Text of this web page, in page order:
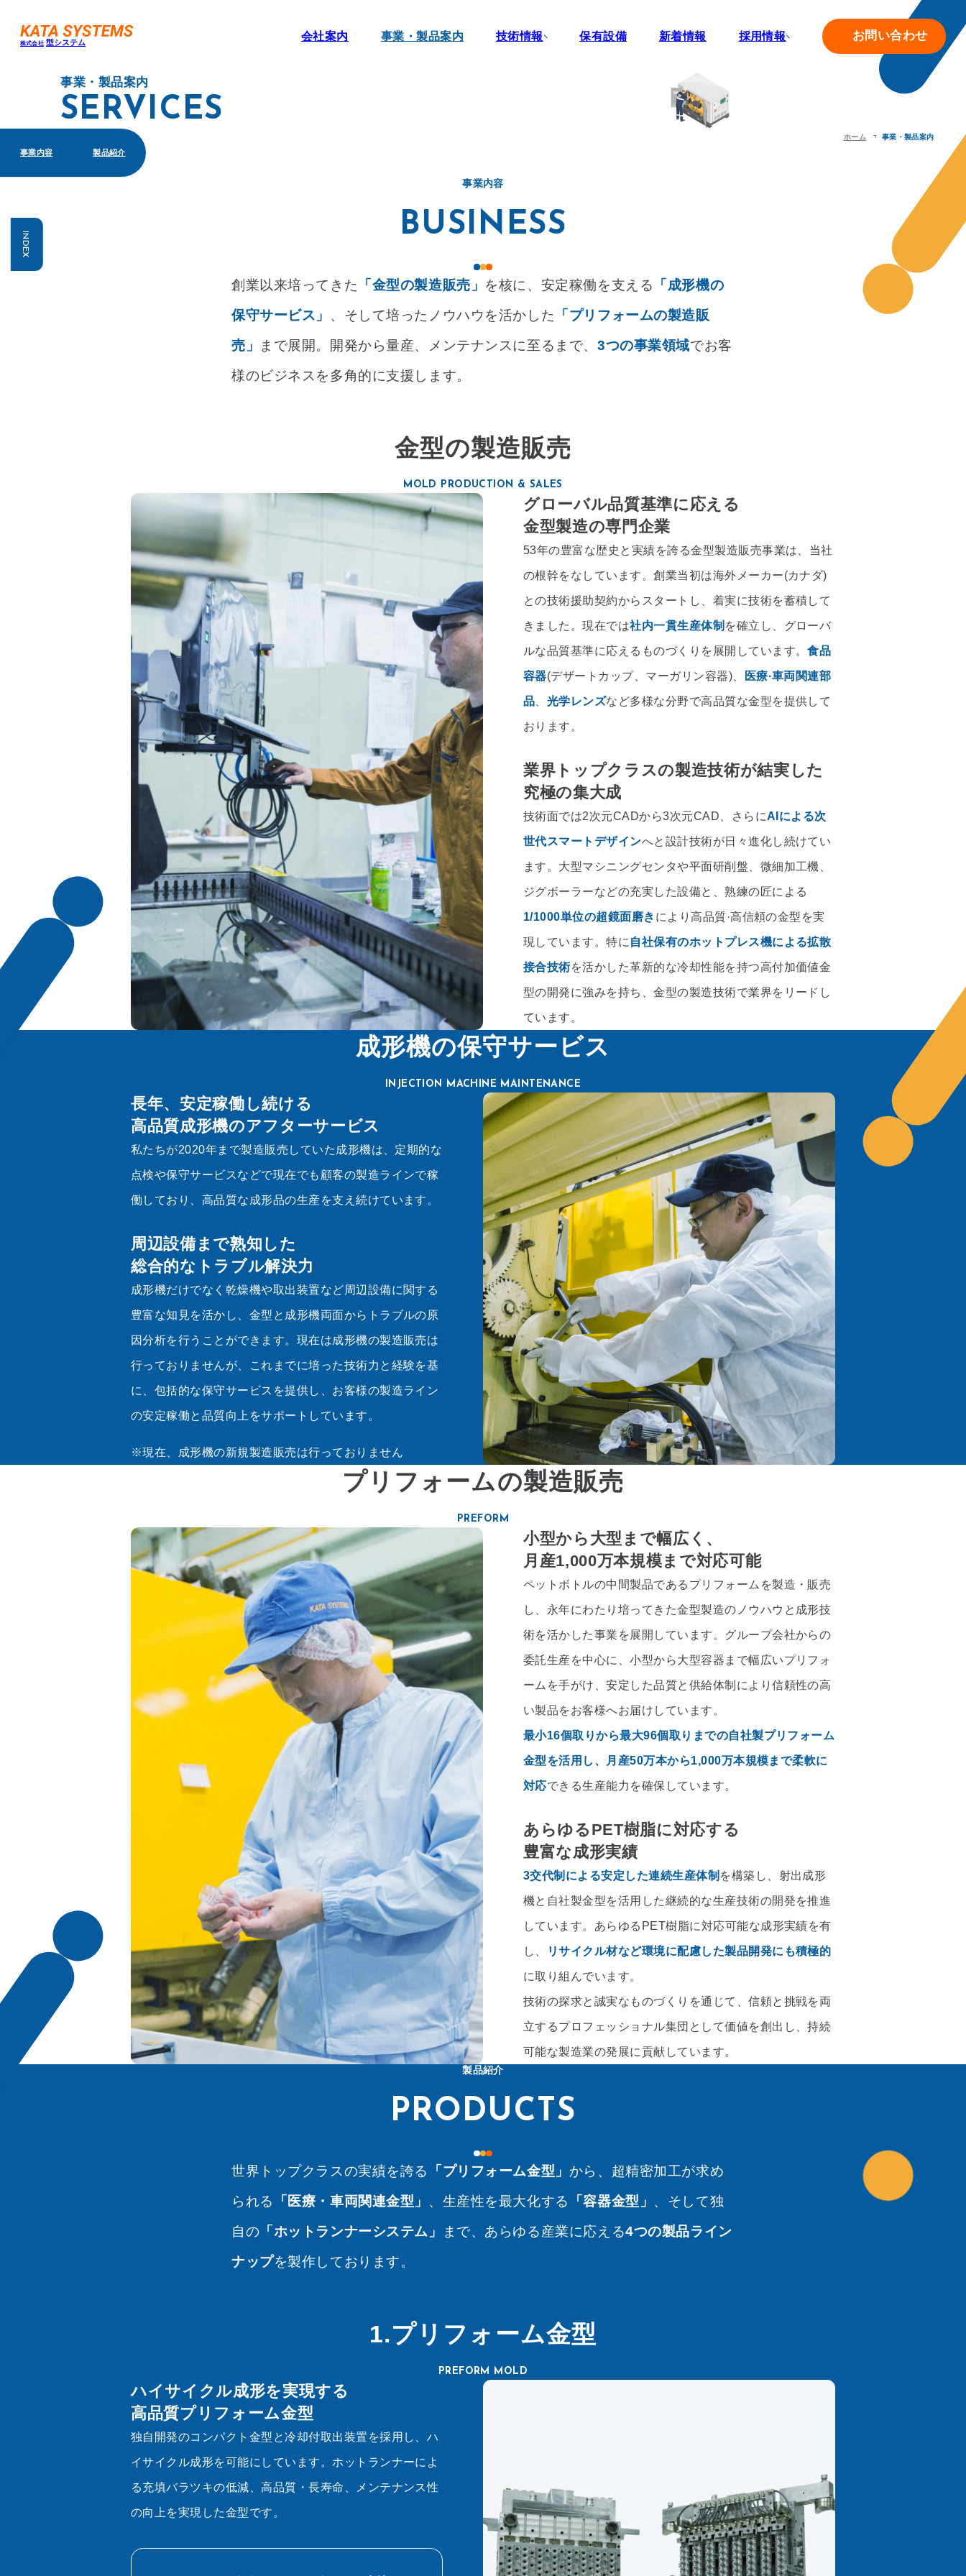
株式会社 型システム 会社案内 事業・製品案内 技術情報
品質管理·検査技術
保有設備 新着情報 採用情報
先輩インタビュー
お問い合わせ
事業・製品案内
SERVICES
事業内容 製品紹介
ホーム 事業・製品案内
事業内容
BUSINESS
創業以来培ってきた 「金型の製造販売」 を核に、安定稼働を支える
「成形機の
保守サービス」 、そして培ったノウハウを活かした
「プリフォームの製造販
売」
まで展開。開発から量産、メンテナンスに至るまで、 3つの事業領域でお客
様のビジネスを多角的に支援します。
金型の製造販売
MOLD PRODUCTION & SALES
グローバル品質基準に応える
金型製造の専門企業
53年の豊富な歴史と実績を誇る金型製造販売事業は、当社
の根幹をなしています。創業当初は海外メーカー(カナダ)
との技術援助契約からスタートし、着実に技術を蓄積して
きました。現在では社内一貫生産体制 を確立し、グローバ
ルな品質基準に応えるものづくりを展開しています。食品
容器(デザートカップ、マーガリン容器)、 医療·車両関連部
品 光学レンズなど多様な分野で高品質な金型を提供して
おります。
業界トップクラスの製造技術が結実した
究極の集大成
技術面では2次元CADから3次元CAD、さらにAIによる次
世代スマートデザインへと設計技術が日々進化し続けてい
ます。大型マシニングセンタや平面研削盤、微細加工機、
ジグボーラーなどの充実した設備と、熟練の匠による
1/1000単位の超鏡面磨き により高品質·高信頼の金型を実
現しています。特に 自社保有のホットプレス機による拡散
接合技術を活かした革新的な冷却性能を持つ高付加価値金
型の開発に強みを持ち、金型の製造技術で業界をリードし
ています。
成形機の保守サービス
INJECTION MACHINE MAINTENANCE
長年、安定稼働し続ける
高品質成形機のアフターサービス
私たちが2020年まで製造販売していた成形機は、定期的な
点検や保守サービスなどで現在でも顧客の製造ラインで稼
働しており、高品質な成形品の生産を支え続けています。
周辺設備まで熟知した
総合的なトラブル解決力
成形機だけでなく乾燥機や取出装置など周辺設備に関する
豊富な知見を活かし、金型と成形機両面からトラブルの原
因分析を行うことができます。現在は成形機の製造販売は
行っておりませんが、これまでに培った技術力と経験を基
に、包括的な保守サービスを提供し、お客様の製造ライン
の安定稼働と品質向上をサポートしています。
※現在、成形機の新規製造販売は行っておりません
プリフォームの製造販売
PREFORM
小型から大型まで幅広く、
月産1,000万本規模まで対応可能
ペットボトルの中間製品であるプリフォームを製造・販売
し、永年にわたり培ってきた金型製造のノウハウと成形技
術を活かした事業を展開しています。グループ会社からの
委託生産を中心に、小型から大型容器まで幅広いプリフォ
ームを手がけ、安定した品質と供給体制により信頼性の高
い製品をお客様へお届けしています。
最小16個取りから最大96個取りまでの自社製プリフォーム
金型を活用し、月産50万本から1,000万本規模まで柔軟に
対応できる生産能力を確保しています。
あらゆるPET樹脂に対応する
豊富な成形実績
3交代制による安定した連続生産体制 を構築し、射出成形
機と自社製金型を活用した継続的な生産技術の開発を推進
しています。あらゆるPET樹脂に対応可能な成形実績を有
し、 リサイクル材など環境に配慮した製品開発にも積極的
に取り組んでいます。
技術の探求と誠実なものづくりを通じて、信頼と挑戦を両
立するプロフェッショナル集団として価値を創出し、持続
可能な製造業の発展に貢献しています。
製品紹介
PRODUCTS
世界トップクラスの実績を誇る 「プリフォーム金型」 から、超精密加工が求め
られる
「医療・車両関連金型」 、生産性を最大化する 「容器金型」 、そして独
自の 「ホットランナーシステム」 まで、あらゆる産業に応える4つの製品ライン
ナップを製作しております。
1.プリフォーム金型
PREFORM MOLD
ハイサイクル成形を実現する
高品質プリフォーム金型
独自開発のコンパクト金型と冷却付取出装置を採用し、ハ
イサイクル成形を可能にしています。ホットランナーによ
る充填バラツキの低減、高品質・長寿命、メンテナンス性
の向上を実現した金型です。
INDEX